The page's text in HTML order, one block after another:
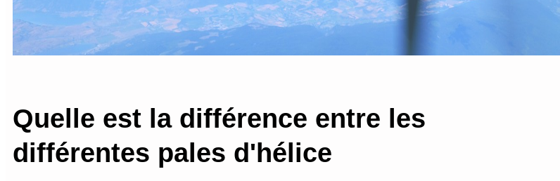
Quelle est la différence entre les
différentes pales d'hélice